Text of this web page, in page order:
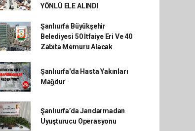
YÖNLÜ ELE ALINDI
Şanlıurfa Büyükşehir
Belediyesi 50 İtfaiye Eri Ve 40
Zabıta Memuru Alacak
Şanlıurfa'da Hasta Yakınları
Mağdur
Şanlıurfa’da Jandarmadan
Uyuşturucu Operasyonu